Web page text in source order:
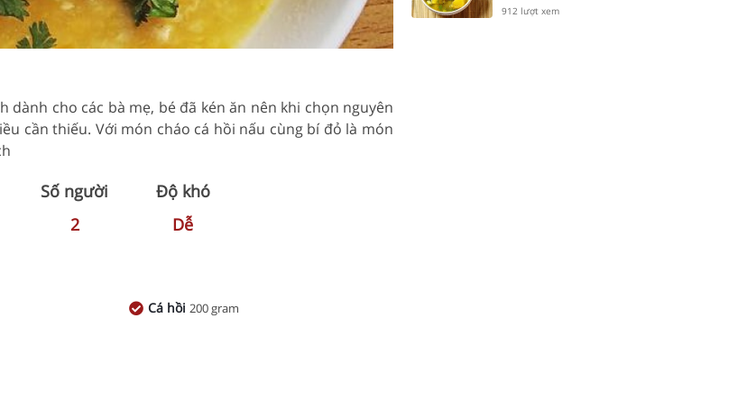
cho các bà mẹ, bé đã kén ăn nên khi chọn nguyên
cần thiếu. Với món cháo cá hồi nấu cùng bí đỏ là món
Số người
2
Độ khó
Dễ
Cá hồi 200 gram
912 lượt xem